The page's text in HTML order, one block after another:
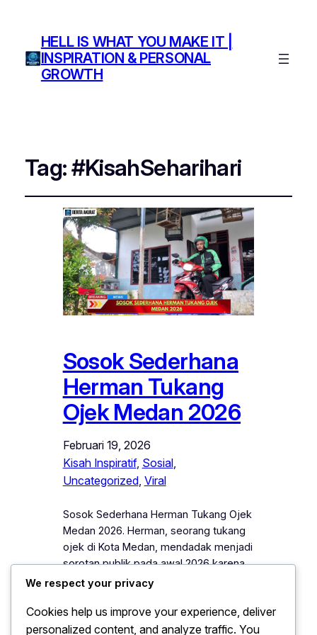
HELL IS WHAT YOU MAKE IT |
INSPIRATION & PERSONAL
GROWTH
Tag:#KisahSeharihari
Sosok Sederhana
Herman Tukang
Ojek Medan 2026
Februari 19, 2026
Kisah Inspiratif, Sosial
Uncategorized, Viral
Sosok Sederhana Herman Tukang Ojek
Medan 2026. Herman, seorang tukang
ojek di Kota Medan, mendadak menjadi
sorotan publik pada awal 2026 karena
kisah hidupnya yang sederhana namun
mengantar penumpang dan menghidupi
keluarganya dengan penghasilan yang
We respect your privacy
Cookies help us improve your experience, deliver
personalized content, and analyze traffic. You